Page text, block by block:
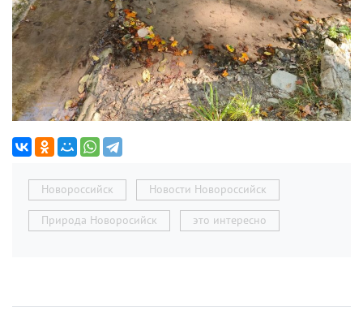
Новороссийск Новости Новороссийск
Природа Новоросийск это интересно